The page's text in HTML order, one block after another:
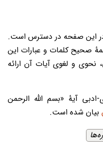
این صفحه در دسترس است.
صحیح کلمات و عبارات این
و لغوی آیات آن ارائه
آیۀ «بسم الله الرحمن
بیان شده است.